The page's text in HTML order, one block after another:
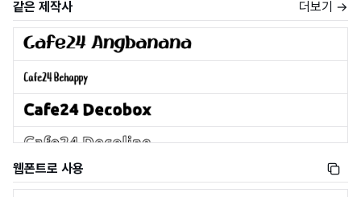
같은 제작사 더보기 →
웹폰트로 사용